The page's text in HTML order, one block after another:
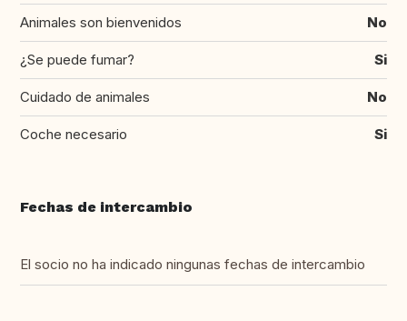
Animales son bienvenidos No
¿Se puede fumar? Si
Cuidado de animales No
Coche necesario Si
Fechas de intercambio
El socio no ha indicado ningunas fechas de intercambio